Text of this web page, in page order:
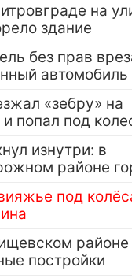
на
здание
без прав
автомобиль
«зебру» на
попал под
изнутри: в
районе
под
районе
постройки